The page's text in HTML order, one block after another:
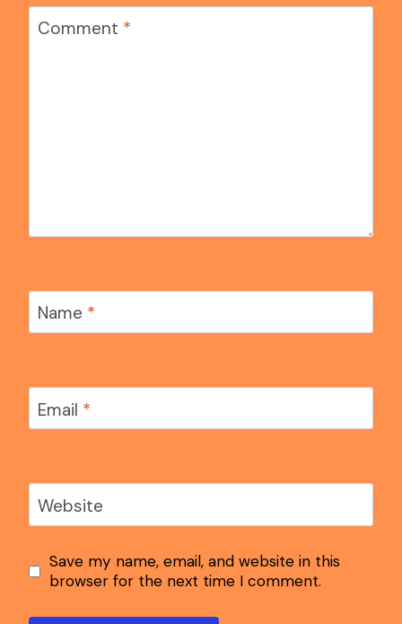
Comment *
Name *
Email *
Website
Save my name, email, and website in this
browser for the next time I comment.